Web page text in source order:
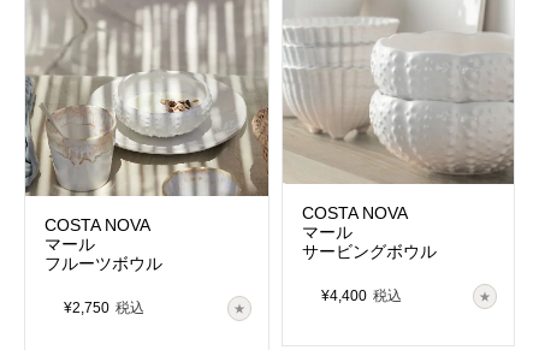
COSTA NOVA
マール
フルーツボウル
¥2,750 税込
COSTA NOVA
マール
サービングボウル
¥4,400 税込